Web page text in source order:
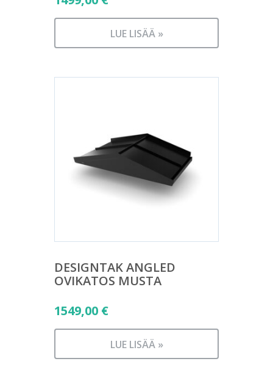
LUE LISÄÄ »
DESIGNTAK ANGLED
OVIKATOS MUSTA
1549,00 €
LUE LISÄÄ »